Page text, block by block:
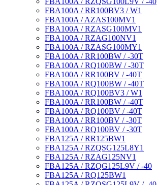
FBA100A / RR100BV3 / W1
FBA100A / AZAS100MV1
FBA100A / RZASG100MV1
FBA100A / RZAG100NV1
FBA100A / RZASG100MY1
FBA100A / RR100BW / -30T
FBA100A / RQ100BW / -30T
FBA100A / RR100BV / -40T
FBA100A / RQ100BW / -40T
FBA100A / RQ100BV3 / W1
FBA100A / RR100BW / -40T
FBA100A / RQ100BV / -40T
FBA100A / RR100BV / -30T
FBA100A / RQ100BV / -30T
FBA125A / RR125BW1
FBA125A / RZQSG125L8Y1
FBA125A / RZAG125NV1
FBA125A / RZQG125L9V / -40
FBA125A / RQ125BW1